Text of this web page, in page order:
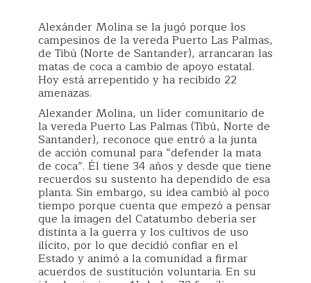
Alexánder Molina se la jugó porque los
campesinos de la vereda Puerto Las Palmas,
de Tibú (Norte de Santander), arrancaran las
matas de coca a cambio de apoyo estatal.
Hoy está arrepentido y ha recibido 22
amenazas.
Alexander Molina, un líder comunitario de
la vereda Puerto Las Palmas (Tibú, Norte de
Santander), reconoce que entró a la junta
de acción comunal para “defender la mata
de coca”. Él tiene 34 años y desde que tiene
recuerdos su sustento ha dependido de esa
planta. Sin embargo, su idea cambió al poco
tiempo porque cuenta que empezó a pensar
que la imagen del Catatumbo debería ser
distinta a la guerra y los cultivos de uso
ilícito, por lo que decidió confiar en el
Estado y animó a la comunidad a firmar
acuerdos de sustitución voluntaria. En su